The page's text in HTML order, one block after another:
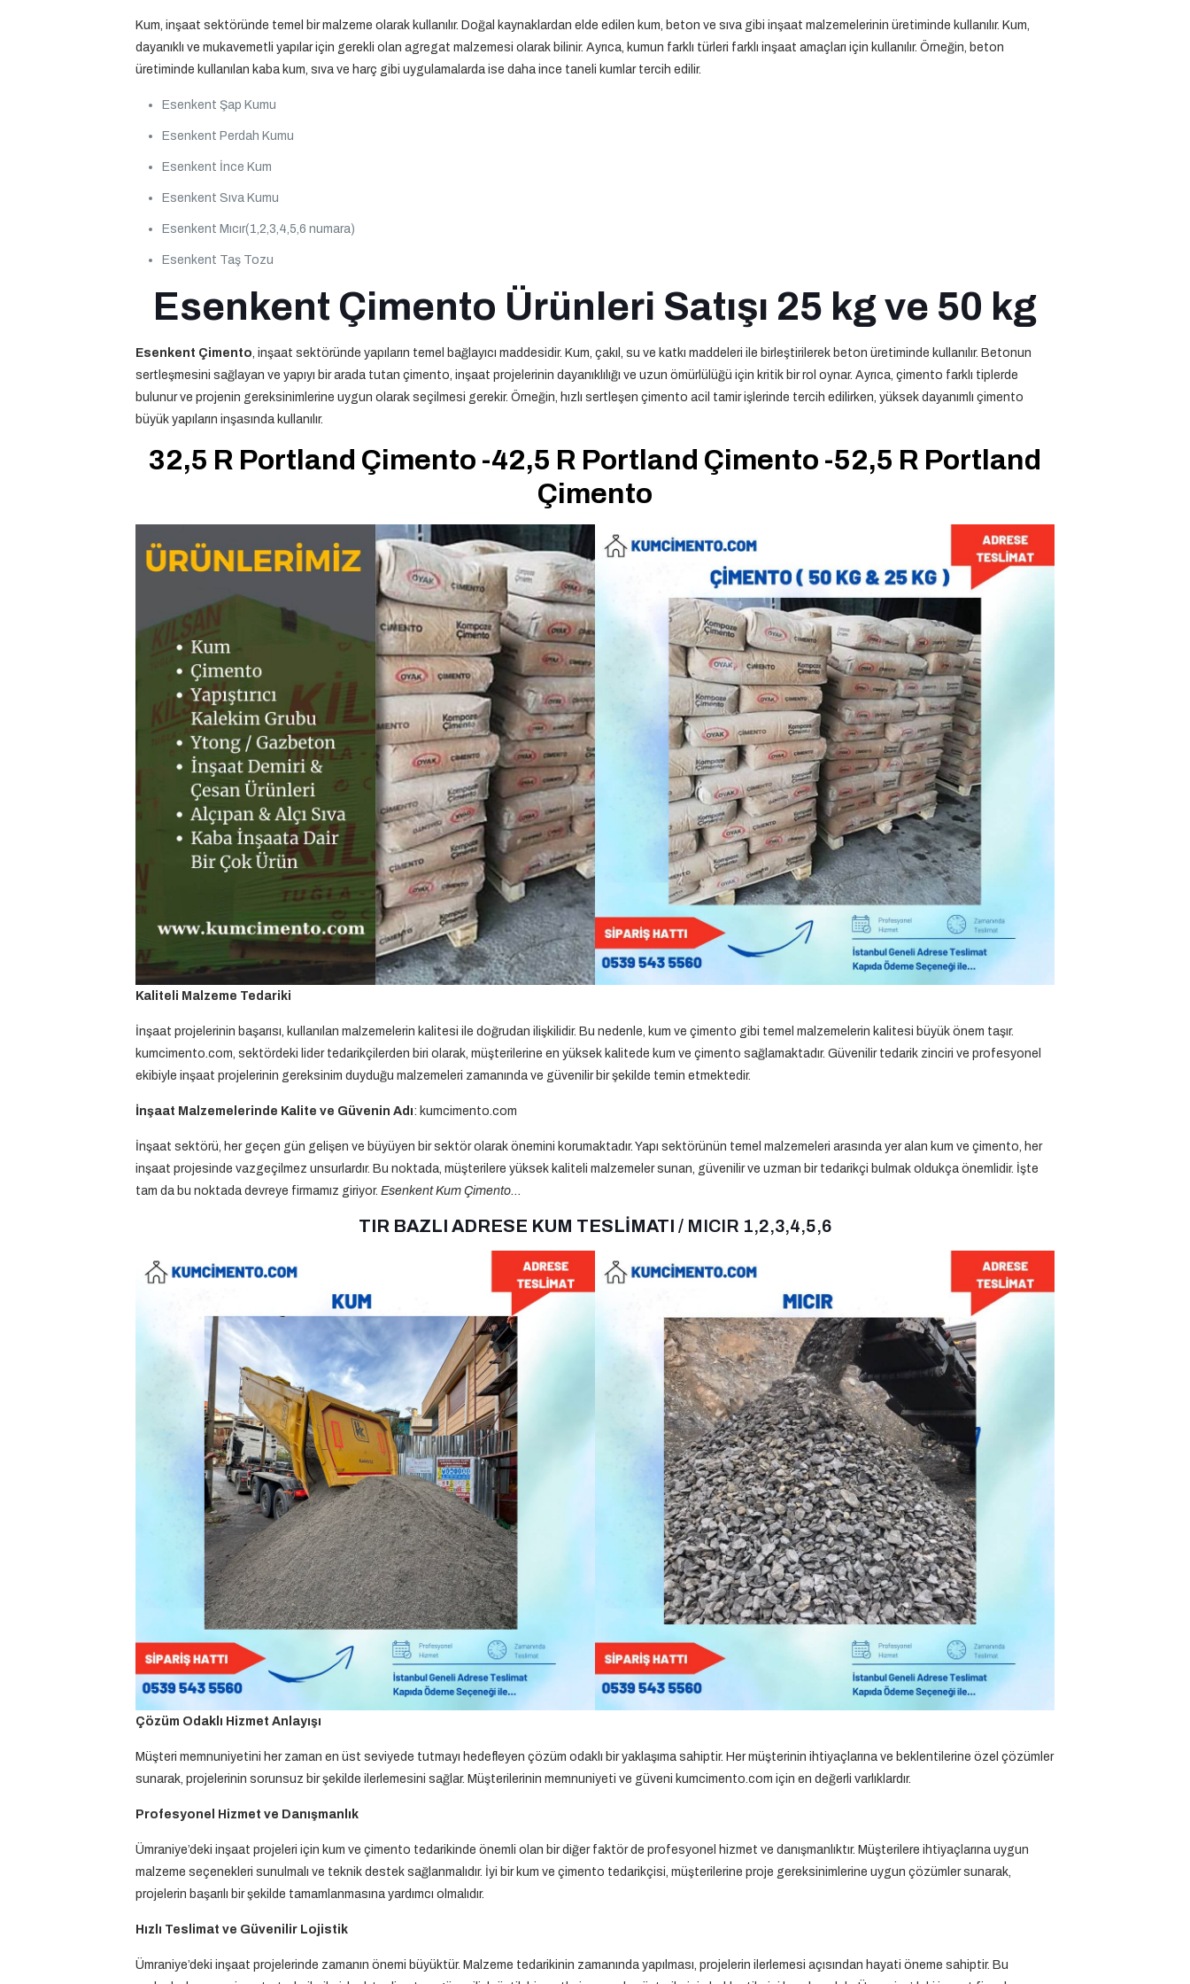
Kum, inşaat sektöründe temel bir malzeme olarak kullanılır. Doğal kaynaklardan elde edilen kum, beton ve sıva gibi inşaat malzemelerinin üretiminde kullanılır. Kum,
dayanıklı ve mukavemetli yapılar için gerekli olan agregat malzemesi olarak bilinir. Ayrıca, kumun farklı türleri farklı inşaat amaçları için kullanılır. Örneğin, beton
üretiminde kullanılan kaba kum, sıva ve harç gibi uygulamalarda ise daha ince taneli kumlar tercih edilir.
Esenkent Şap Kumu
Esenkent Perdah Kumu
Esenkent İnce Kum
Esenkent Sıva Kumu
Esenkent Mıcır(1,2,3,4,5,6 numara)
Esenkent Taş Tozu
Esenkent Çimento Ürünleri Satışı 25 kg ve 50 kg
Esenkent Çimento, inşaat sektöründe yapıların temel bağlayıcı maddesidir. Kum, çakıl, su ve katkı maddeleri ile birleştirilerek beton üretiminde kullanılır. Betonun
sertleşmesini sağlayan ve yapıyı bir arada tutan çimento, inşaat projelerinin dayanıklılığı ve uzun ömürlülüğü için kritik bir rol oynar. Ayrıca, çimento farklı tiplerde
bulunur ve projenin gereksinimlerine uygun olarak seçilmesi gerekir. Örneğin, hızlı sertleşen çimento acil tamir işlerinde tercih edilirken, yüksek dayanımlı çimento
büyük yapıların inşasında kullanılır.
32,5 R Portland Çimento -42,5 R Portland Çimento -52,5 R Portland
Çimento
Kaliteli Malzeme Tedariki
İnşaat projelerinin başarısı, kullanılan malzemelerin kalitesi ile doğrudan ilişkilidir. Bu nedenle, kum ve çimento gibi temel malzemelerin kalitesi büyük önem taşır.
kumcimento.com, sektördeki lider tedarikçilerden biri olarak, müşterilerine en yüksek kalitede kum ve çimento sağlamaktadır. Güvenilir tedarik zinciri ve profesyonel
ekibiyle inşaat projelerinin gereksinim duyduğu malzemeleri zamanında ve güvenilir bir şekilde temin etmektedir.
İnşaat Malzemelerinde Kalite ve Güvenin Adı: kumcimento.com
İnşaat sektörü, her geçen gün gelişen ve büyüyen bir sektör olarak önemini korumaktadır. Yapı sektörünün temel malzemeleri arasında yer alan kum ve çimento, her
inşaat projesinde vazgeçilmez unsurlardır. Bu noktada, müşterilere yüksek kaliteli malzemeler sunan, güvenilir ve uzman bir tedarikçi bulmak oldukça önemlidir. İşte
tam da bu noktada devreye firmamız giriyor. Esenkent Kum Çimento…
TIR BAZLI ADRESE KUM TESLİMATI / MICIR 1,2,3,4,5,6
Çözüm Odaklı Hizmet Anlayışı
Müşteri memnuniyetini her zaman en üst seviyede tutmayı hedefleyen çözüm odaklı bir yaklaşıma sahiptir. Her müşterinin ihtiyaçlarına ve beklentilerine özel çözümler
sunarak, projelerinin sorunsuz bir şekilde ilerlemesini sağlar. Müşterilerinin memnuniyeti ve güveni kumcimento.com için en değerli varlıklardır.
Profesyonel Hizmet ve Danışmanlık
Ümraniye’deki inşaat projeleri için kum ve çimento tedarikinde önemli olan bir diğer faktör de profesyonel hizmet ve danışmanlıktır. Müşterilere ihtiyaçlarına uygun
malzeme seçenekleri sunulmalı ve teknik destek sağlanmalıdır. İyi bir kum ve çimento tedarikçisi, müşterilerine proje gereksinimlerine uygun çözümler sunarak,
projelerin başarılı bir şekilde tamamlanmasına yardımcı olmalıdır.
Hızlı Teslimat ve Güvenilir Lojistik
Ümraniye’deki inşaat projelerinde zamanın önemi büyüktür. Malzeme tedarikinin zamanında yapılması, projelerin ilerlemesi açısından hayati öneme sahiptir. Bu